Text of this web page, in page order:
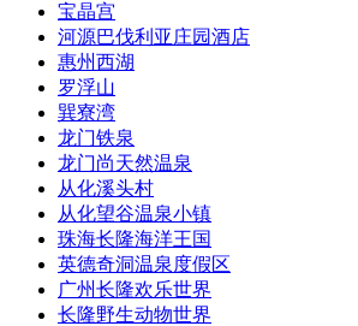
宝晶宫
河源巴伐利亚庄园酒店
惠州西湖
罗浮山
巽寮湾
龙门铁泉
龙门尚天然温泉
从化溪头村
从化望谷温泉小镇
珠海长隆海洋王国
英德奇洞温泉度假区
广州长隆欢乐世界
长隆野生动物世界